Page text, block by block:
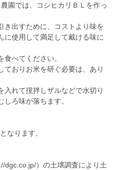
園では、コシヒカリＢＬを作っ
き出すために、コストより味を
に使用して満足して戴ける味に
べてください。
ておりお米を研ぐ必要は、あり
入れて撹拌しザルなどで水切り
ろ味が落ちます。
なります。
dgc.co.jp/）の土壌調査により土